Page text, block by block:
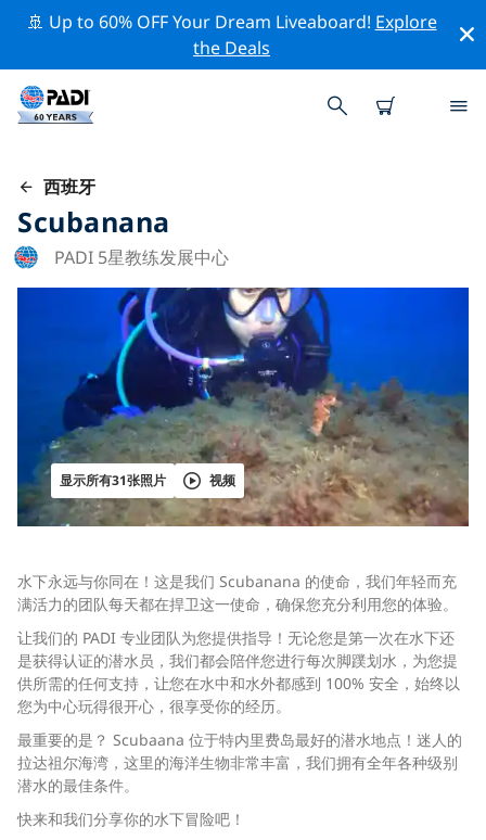
🚢 Up to 60% OFF Your Dream Liveaboard! Explore
the Deals
西班牙
Scubanana
PADI 5星教练发展中心
显示所有31张照片 视频
水下永远与你同在！这是我们 Scubanana 的使命，我们年轻而充
满活力的团队每天都在捍卫这一使命，确保您充分利用您的体验。
让我们的 PADI 专业团队为您提供指导！无论您是第一次在水下还
是获得认证的潜水员，我们都会陪伴您进行每次脚蹼划水，为您提
供所需的任何支持，让您在水中和水外都感到 100% 安全，始终以
您为中心玩得很开心，很享受你的经历。
最重要的是？ Scubaana 位于特内里费岛最好的潜水地点！迷人的
拉达祖尔海湾，这里的海洋生物非常丰富，我们拥有全年各种级别
潜水的最佳条件。
快来和我们分享你的水下冒险吧！